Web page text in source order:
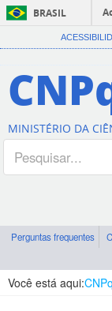
BRASIL
MINISTÉRIO DA
Perguntas frequentes
Você está aqui:CNPq